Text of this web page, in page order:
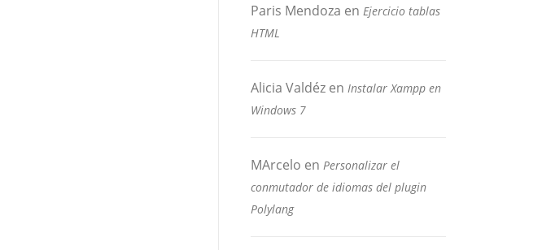
Paris Mendoza en Ejercicio tablas
HTML
Alicia Valdéz en Instalar Xampp en
Windows 7
MArcelo en Personalizar el
conmutador de idiomas del plugin
Polylang